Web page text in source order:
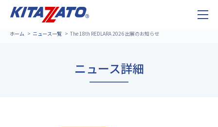
ホーム ニュース一覧 The 18th REDLARA 2026 出展のお知らせ
ニュース詳細